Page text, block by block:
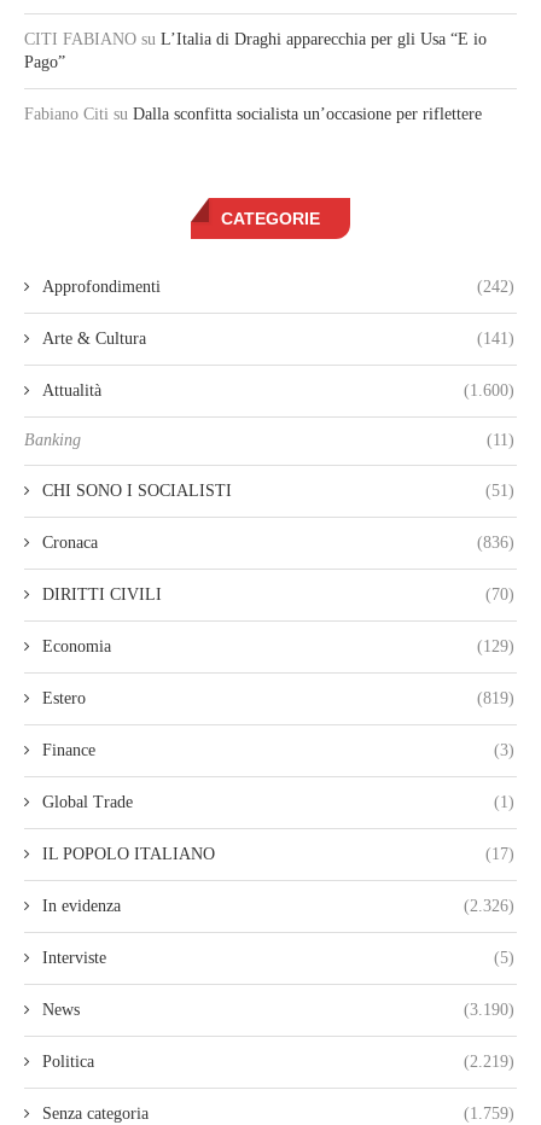
CITI FABIANO su L’Italia di Draghi apparecchia per gli Usa “E io
Pago”
Fabiano Citi su Dalla sconfitta socialista un’occasione per riflettere
CATEGORIE
Approfondimenti (242)
Arte & Cultura (141)
Attualità (1.600)
Banking (11)
CHI SONO I SOCIALISTI (51)
Cronaca (836)
DIRITTI CIVILI (70)
Economia (129)
Estero (819)
Finance (3)
Global Trade (1)
IL POPOLO ITALIANO (17)
In evidenza (2.326)
Interviste (5)
News (3.190)
Politica (2.219)
Senza categoria (1.759)